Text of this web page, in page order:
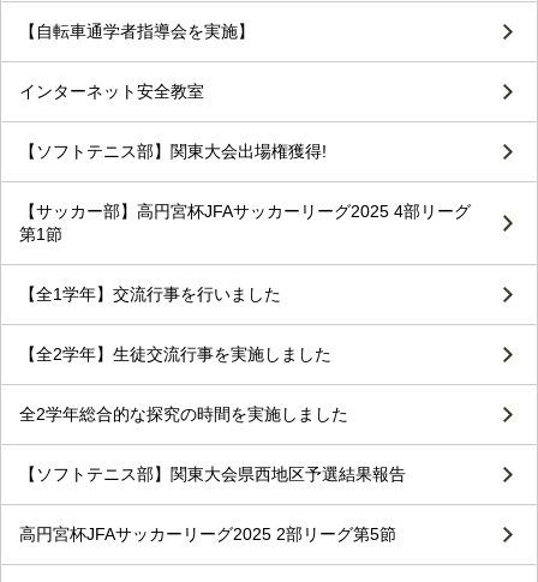
【自転車通学者指導会を実施】
インターネット安全教室
【ソフトテニス部】関東大会出場権獲得!
【サッカー部】高円宮杯JFAサッカーリーグ2025 4部リーグ
第1節
【全1学年】交流行事を行いました
【全2学年】生徒交流行事を実施しました
全2学年総合的な探究の時間を実施しました
【ソフトテニス部】関東大会県西地区予選結果報告
高円宮杯JFAサッカーリーグ2025 2部リーグ第5節